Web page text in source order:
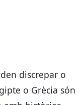
discrepar o
o Grècia són